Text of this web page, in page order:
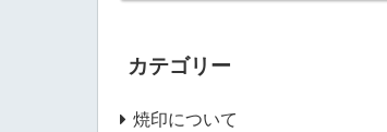
カテゴリー
焼印について